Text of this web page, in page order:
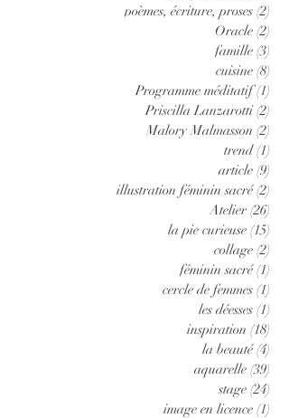
poèmes, écriture, proses (2)
Oracle (2)
famille (3)
cuisine (8)
Programme méditatif (1)
Priscilla Lanzarotti (2)
Malory Malmasson (2)
trend (1)
article (9)
illustration féminin sacré (2)
Atelier (26)
la pie curieuse (15)
collage (2)
féminin sacré (1)
cercle de femmes (1)
les déesses (1)
inspiration (18)
la beauté (4)
aquarelle (39)
stage (24)
image en licence (1)